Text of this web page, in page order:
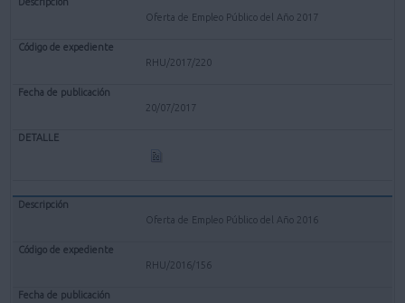
Oferta de Empleo Público del Año 2017
RHU/2017/220
20/07/2017
Oferta de Empleo Público del Año 2016
RHU/2016/156